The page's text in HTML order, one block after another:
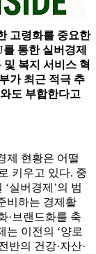
고령화를 중요한
통한 실버경제
복지 서비스 혁
가 최근 적극 추
도 부합한다고
제 현황은 어떨
키우고 있다. 중
실버경제’의 범
비하는 경제활
·브랜드화를 축
는 이전의 ‘양로
반의 건강·자산·